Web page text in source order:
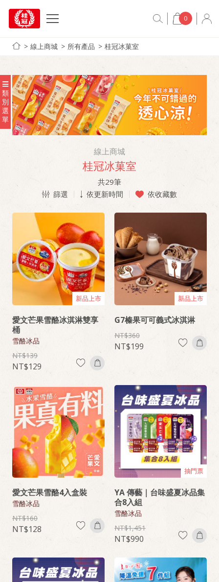
0
線上商城 所有產品 桂冠冰菓室
類
別
選
單
線上商城
桂冠冰菓室
共29筆
篩選
依更新時間 依收藏數
新品上市
愛文芒果雪酪冰淇淋雙享
桶
雪酪冰品
139
129
新品上市
G7榛果可可義式冰淇淋
360
199
愛文芒果雪酪4入盒裝
雪酪冰品
160
128
抽門票
YA 傳藝｜台味盛夏冰品集
合8入組
雪酪冰品
1,451
990